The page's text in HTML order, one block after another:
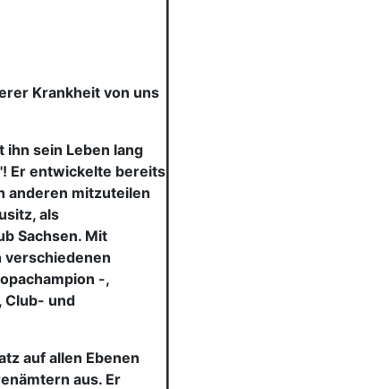
Krankheit von uns
sein Leben lang
Er entwickelte bereits
anderen mitzuteilen
als
Sachsen. Mit
verschiedenen
-,
Club- und
auf allen Ebenen
aus. Er